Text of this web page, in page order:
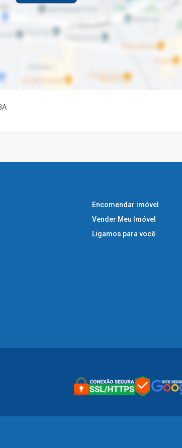
Encomendar imóvel
Vender Meu Imóvel
Ligamos para você